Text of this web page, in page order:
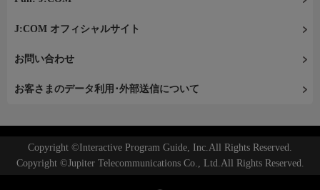
J:COM オフィシャルサイト
お問い合わせ
お客さまのデータ利用･外部送信について
Copyright ©Interactive Program Guide, Inc.All Rights Reserved.
Copyright ©Jupiter Telecommunications Co., Ltd.All Rights Reserved.